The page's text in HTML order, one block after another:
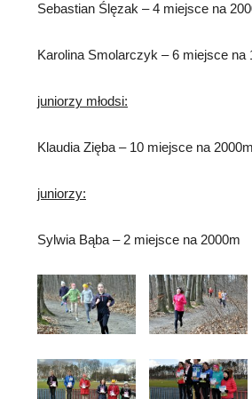
Sebastian Ślęzak – 4 miejsce na
Karolina Smolarczyk – 6 miejsce na
juniorzy młodsi:
Klaudia Zięba – 10 miejsce na 2000m
juniorzy:
Sylwia Bąba – 2 miejsce na 2000m